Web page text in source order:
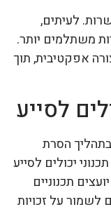
לעיתים,
משתלמים יותר.
אפקטיבית, תוך
לסייע
הסרת
יכולים לסייע
תכנוניים
לשמור על זכויות